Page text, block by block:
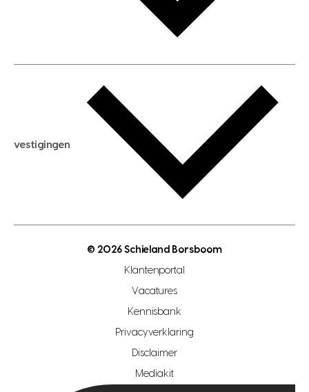
aankoopadvies
verkoopadvies
hypotheek berekenen
maximale hypotheek berekenen
hypotheek bespaarcheck
gratis zoekprofiel aanmaken
open woningwaarde dag
vestigingen
makelaar regio zoetermeer
hypotheekshop regio den haag
hypotheekshop regio rotterdam
© 2026 Schieland Borsboom
Klantenportal
Vacatures
Kennisbank
Privacyverklaring
Disclaimer
Mediakit